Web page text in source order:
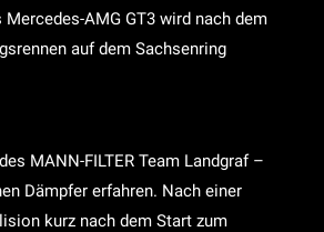
AMG GT3 wird nach dem
auf dem Sachsenring
MANN-FILTER Team Landgraf –
Dämpfer erfahren. Nach einer
kurz nach dem Start zum